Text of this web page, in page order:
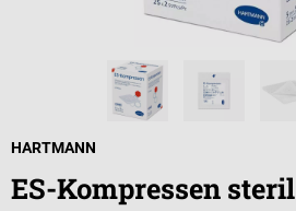
HARTMANN
ES-Kompressen steril